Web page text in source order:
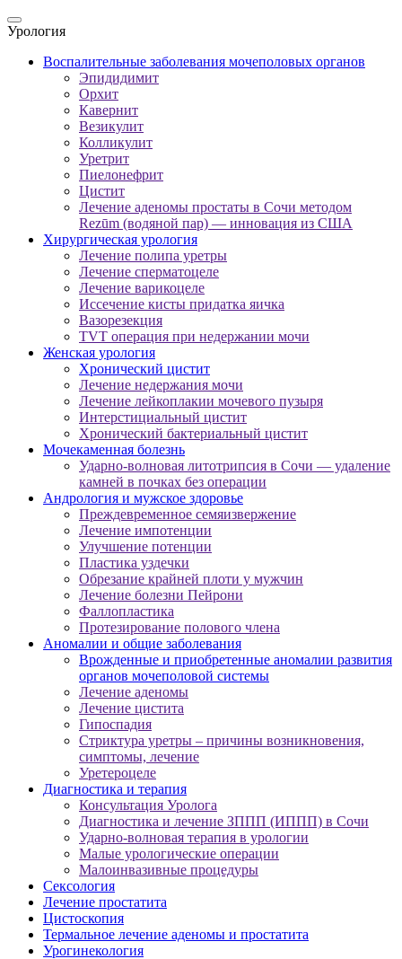
Урология
Воспалительные заболевания мочеполовых органов
Эпидидимит
Орхит
Кавернит
Везикулит
Колликулит
Уретрит
Пиелонефрит
Цистит
Лечение аденомы простаты в Сочи методом
Rezūm (водяной пар) — инновация из США
Хирургическая урология
Лечение полипа уретры
Лечение сперматоцеле
Лечение варикоцеле
Иссечение кисты придатка яичка
Вазорезекция
TVT операция при недержании мочи
Женская урология
Хронический цистит
Лечение недержания мочи
Лечение лейкоплакии мочевого пузыря
Интерстициальный цистит
Хронический бактериальный цистит
Мочекаменная болезнь
Ударно-волновая литотрипсия в Сочи — удаление
камней в почках без операции
Андрология и мужское здоровье
Преждевременное семяизвержение
Лечение импотенции
Улучшение потенции
Пластика уздечки
Обрезание крайней плоти у мужчин
Лечение болезни Пейрони
Фаллопластика
Протезирование полового члена
Аномалии и общие заболевания
Врожденные и приобретенные аномалии развития
органов мочеполовой системы
Лечение аденомы
Лечение цистита
Гипоспадия
Стриктура уретры – причины возникновения,
симптомы, лечение
Уретероцеле
Диагностика и терапия
Консультация Уролога
Диагностика и лечение ЗППП (ИППП) в Сочи
Ударно-волновая терапия в урологии
Малые урологические операции
Малоинвазивные процедуры
Сексология
Лечение простатита
Цистоскопия
Термальное лечение аденомы и простатита
Урогинекология